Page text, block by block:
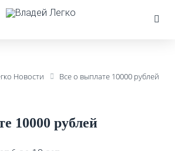
Новости Все о выплате 10000 рублей
10000 рублей